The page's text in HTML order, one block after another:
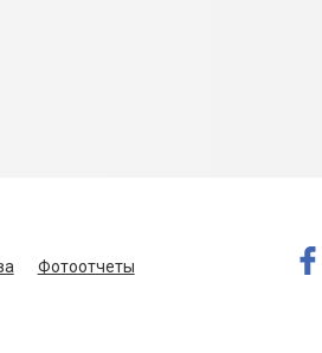
Фотоотчеты